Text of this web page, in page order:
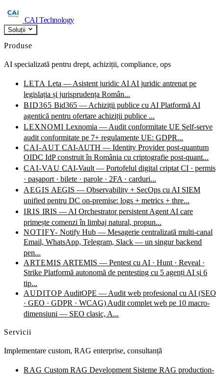
CAI Technology
Soluții
Produse
AI specializată pentru drept, achiziții, compliance, ops
LETA Leta — Asistent juridic AI AI juridic antrenat pe
legislația și jurisprudența Român...
BID365 Bid365 — Achiziții publice cu AI Platformă AI
agentică pentru ofertare achiziții publice ...
LEXNOMI Lexnomia — Audit conformitate UE Self-serve
audit conformitate pe 7+ regulamente UE: GDPR...
CAI-AUT CAI-AUTH — Identity Provider post-quantum
OIDC IdP construit în România cu criptografie post-quant...
CAI-VAU CAI-Vault — Portofelul digital criptat CI · permis
· pașaport · bilete · parole · 2FA · carduri...
AEGIS AEGIS — Observability + SecOps cu AI SIEM
unified pentru DC on-premise: logs + metrics + thre...
IRIS IRIS — AI Orchestrator persistent Agent AI care
primește comenzi în limbaj natural, propun...
NOTIFY- Notify Hub — Mesagerie centralizată multi-canal
Email, WhatsApp, Telegram, Slack — un singur backend
pen...
ARTEMIS ARTEMIS — Pentest cu AI · Hunt · Reveal ·
Strike Platformă autonomă de pentesting cu 5 agenți AI și 6
tip...
AUDITOP AuditOPE — Audit web profesional cu AI (SEO
· GEO · GDPR · WCAG) Audit complet web pe 10 macro-
dimensiuni — SEO clasic, A...
Servicii
Implementare custom, RAG enterprise, consultanță
RAG Custom RAG Development Sisteme RAG production-